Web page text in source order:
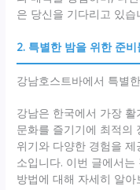
은 당신을 기다리고 있습
2. 특별한 밤을 위한 준비
강남호스트바에서 특별
강남은 한국에서 가장
문화를 즐기기에 최적의
위기와 다양한 경험을
소입니다. 이번 글에서
방법에 대해 자세히 알아